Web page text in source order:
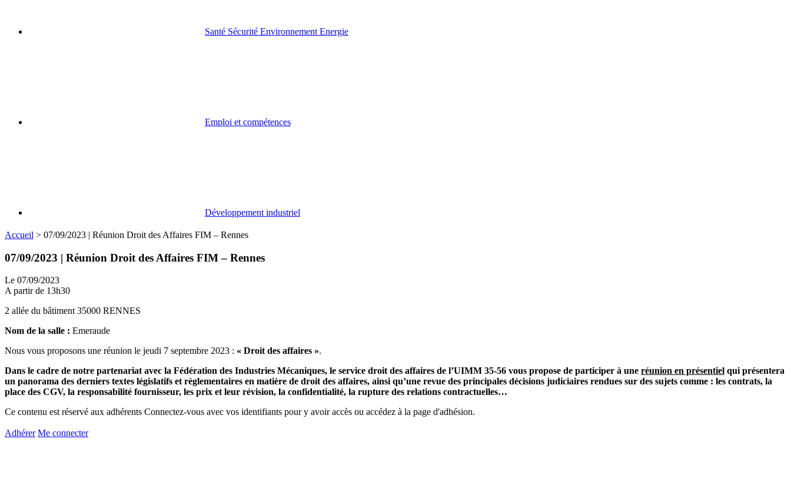
Santé Sécurité Environnement Energie
Emploi et compétences
Développement industriel
Accueil > 07/09/2023 | Réunion Droit des Affaires FIM – Rennes
07/09/2023 | Réunion Droit des Affaires FIM – Rennes
Le 07/09/2023
A partir de 13h30
2 allée du bâtiment 35000 RENNES
Nom de la salle : Emeraude
Nous vous proposons une réunion le jeudi 7 septembre 2023 : « Droit des affaires ».
Dans le cadre de notre partenariat avec la Fédération des Industries Mécaniques, le service droit des affaires de l’UIMM 35-56 vous propose de participer à une réunion en présentiel qui présentera
un panorama des derniers textes législatifs et règlementaires en matière de droit des affaires, ainsi qu’une revue des principales décisions judiciaires rendues sur des sujets comme : les contrats, la
place des CGV, la responsabilité fournisseur, les prix et leur révision, la confidentialité, la rupture des relations contractuelles…
Ce contenu est réservé aux adhérents Connectez-vous avec vos identifiants pour y avoir accès ou accédez à la page d'adhésion.
Adhérer Me connecter